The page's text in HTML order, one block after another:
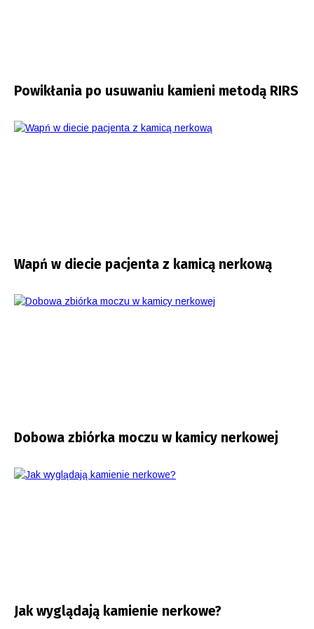
Powikłania po usuwaniu kamieni metodą RIRS
Wapń w diecie pacjenta z kamicą nerkową
Dobowa zbiórka moczu w kamicy nerkowej
Jak wyglądają kamienie nerkowe?